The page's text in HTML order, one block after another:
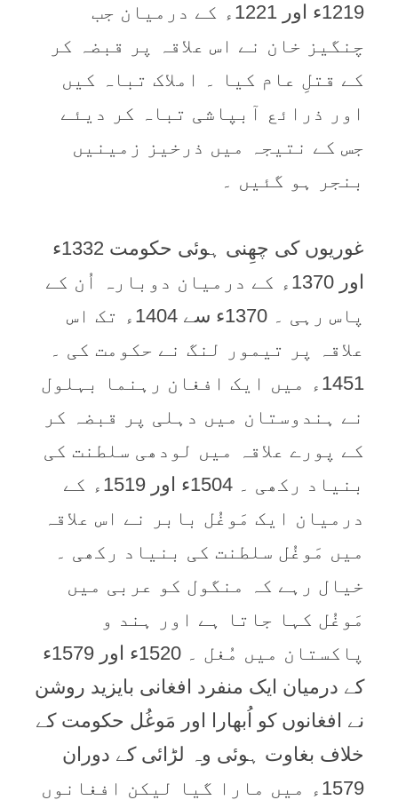
1219ء اور 1221ء کے درمیان جب
چنگیز خان نے اس علاقہ پر قبضہ کر
کے قتلِ عام کیا ۔ املاک تباہ کیں
اور ذرائع آبپاشی تباہ کر دیئے
جس کے نتیجہ میں ذرخیز زمینیں
بنجر ہو گئیں ۔
غوریوں کی چھِنی ہوئی حکومت 1332ء
اور 1370ء کے درمیان دوبارہ اُن کے
پاس رہی ۔ 1370ء سے 1404ء تک اس
علاقہ پر تیمور لنگ نے حکومت کی ۔
1451ء میں ایک افغان رہنما بہلول
نے ہندوستان میں دہلی پر قبضہ کر
کے پورے علاقہ میں لودھی سلطنت کی
بنیاد رکھی ۔ 1504ء اور 1519ء کے
درمیان ایک مَوغُل بابر نے اس علاقہ
میں مَوغُل سلطنت کی بنیاد رکھی ۔
خیال رہے کہ منگول کو عربی میں
مَوغُل کہا جاتا ہے اور ہند و
پاکستان میں مُغل ۔ 1520ء اور 1579ء
کے درمیان ایک منفرد افغانی بایزید روشن
نے افغانوں کو اُبھارا اور مَوغُل حکومت کے
خلاف بغاوت ہوئی وہ لڑائی کے دوران
1579ء میں مارا گیا لیکن افغانوں